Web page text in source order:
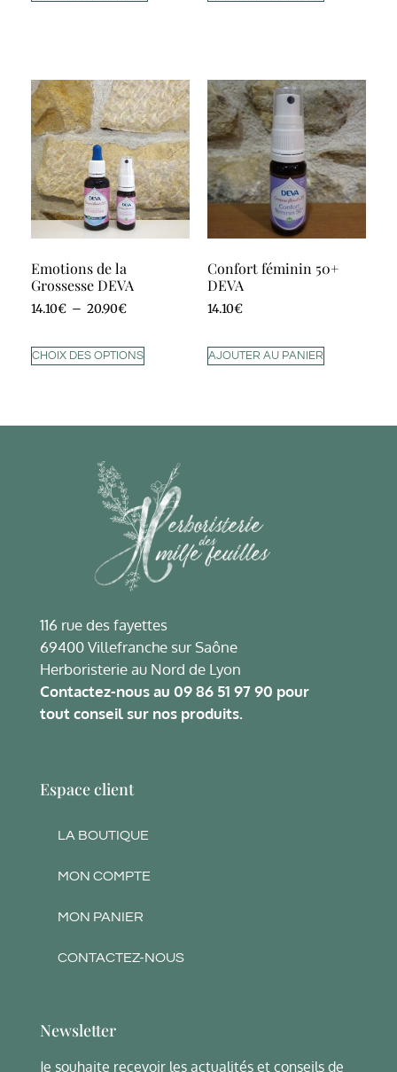
Emotions de la
Grossesse DEVA
14.10€ – 20.90€
CHOIX DES OPTIONS
Confort féminin 50+
DEVA
14.10€
AJOUTER AU PANIER
116 rue des fayettes
69400 Villefranche sur Saône
Herboristerie au Nord de Lyon
Contactez-nous au 09 86 51 97 90 pour
tout conseil sur nos produits.
Espace client
LA BOUTIQUE
MON COMPTE
MON PANIER
CONTACTEZ-NOUS
Newsletter
Je souhaite recevoir les actualités et conseils de